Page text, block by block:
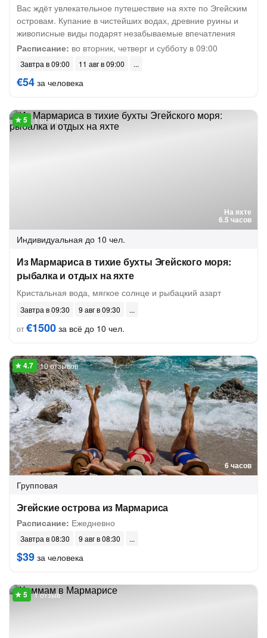
Вас ждёт увлекательное путешествие на яхте по Эгейским
островам. Купание в чистейших водах, древние руины и
живописные виды подарят незабываемые впечатления
Расписание: во вторник, четверг и субботу в 09:00
Завтра в 09:00 11 авг в 09:00
€54 за человека
На яхте
6.5 часов
1 отзыв
Индивидуальная до 10 чел.
Из Мармариса в тихие бухты Эгейского моря:
рыбалка и отдых на яхте
Кристальная вода, мягкое солнце и рыбацкий азарт
Завтра в 09:30
9 авг в 09:30
от€1500 за всё до 10 чел.
6 часов
10 отзывов
Групповая
Эгейские острова из Мармариса
Расписание: Ежедневно
Завтра в 08:30 9 авг в 08:30
$39 за человека
1 отзыв